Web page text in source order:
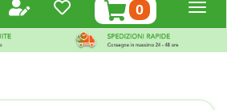
0prodotti
inseriti